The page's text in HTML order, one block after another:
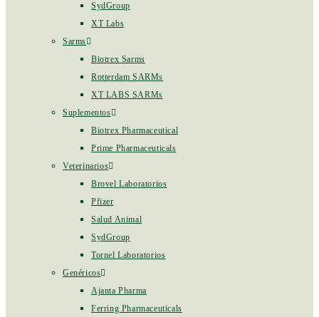
SydGroup
XT Labs
Sarms
Biotrex Sarms
Rotterdam SARMs
XT LABS SARMs
Suplementos
Biotrex Pharmaceutical
Prime Pharmaceuticals
Veterinarios
Brovel Laboratorios
Pfizer
Salud Animal
SydGroup
Tornel Laboratorios
Genéricos
Ajanta Pharma
Ferring Pharmaceuticals